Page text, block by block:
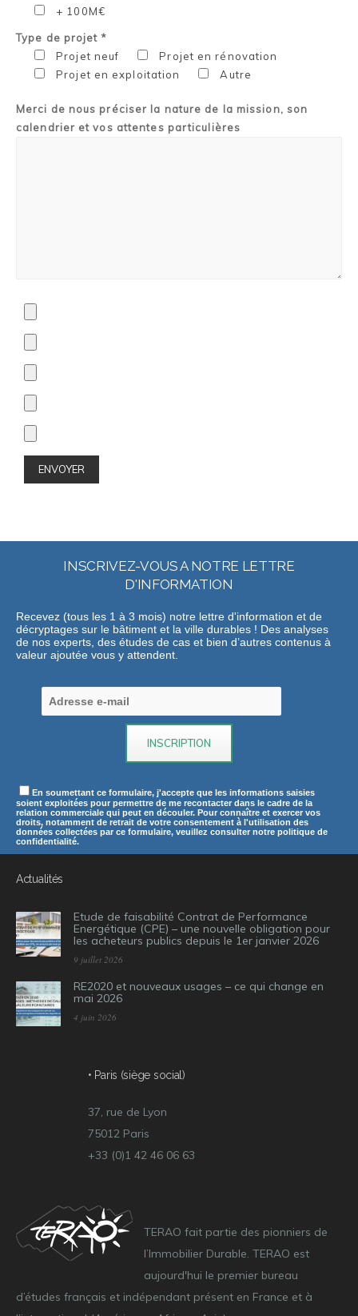
+ 100M€
Type de projet *
Projet neuf
Projet en rénovation
Projet en exploitation
Autre
Merci de nous préciser la nature de la mission, son
calendrier et vos attentes particulières
INSCRIVEZ-VOUS A NOTRE LETTRE
D'INFORMATION
Recevez (tous les 1 à 3 mois) notre lettre d'information et de
décryptages sur le bâtiment et la ville durables ! Des analyses
de nos experts, des études de cas et bien d’autres contenus à
valeur ajoutée vous y attendent.
En soumettant ce formulaire, j'accepte que les informations saisies
soient exploitées pour permettre de me recontacter dans le cadre de la
relation commerciale qui peut en découler. Pour connaître et exercer vos
droits, notamment de retrait de votre consentement à l'utilisation des
données collectées par ce formulaire, veuillez consulter notre politique de
confidentialité.
Actualités
Etude de faisabilité Contrat de Performance
Energétique (CPE) – une nouvelle obligation pour
les acheteurs publics depuis le 1er janvier 2026
9 juillet 2026
RE2020 et nouveaux usages – ce qui change en
mai 2026
4 juin 2026
• Paris (siège social)
37, rue de Lyon
75012 Paris
+33 (0)1 42 46 06 63
TERAO fait partie des pionniers de
l’Immobilier Durable. TERAO est
aujourd'hui le premier bureau
d’études français et indépendant présent en France et à